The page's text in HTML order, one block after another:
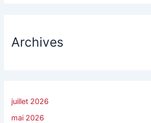
Archives
juillet 2026
mai 2026